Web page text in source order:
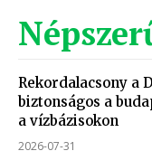
Rekordalacsony a
biztonságos a
a vízbázisokon
2026-07-31